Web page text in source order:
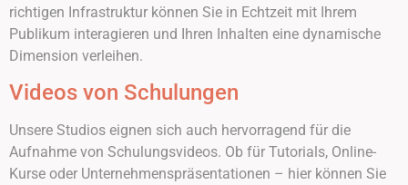
richtigen Infrastruktur können Sie in Echtzeit mit Ihrem
Publikum interagieren und Ihren Inhalten eine dynamische
Dimension verleihen.
Videos von Schulungen
Unsere Studios eignen sich auch hervorragend für die
Aufnahme von Schulungsvideos. Ob für Tutorials, Online-
Kurse oder Unternehmenspräsentationen – hier können Sie